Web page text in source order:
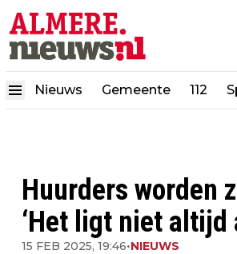
Nieuws Gemeente 112
Huurders worden
‘Het ligt niet altijd
15 FEB 2025, 19:46•NIEUWS